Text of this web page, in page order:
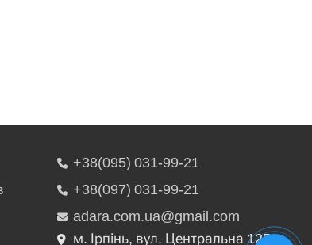
+38(095) 031-99-21
+38(097) 031-99-21
adara.com.ua@gmail.com
м. Ірпінь, вул. Центральна 125